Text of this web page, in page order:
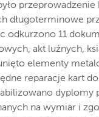
długoterminowe
odkurzono 11
akt luźnych,
elementy
reparacje kart
dyplomy
na wymiar i